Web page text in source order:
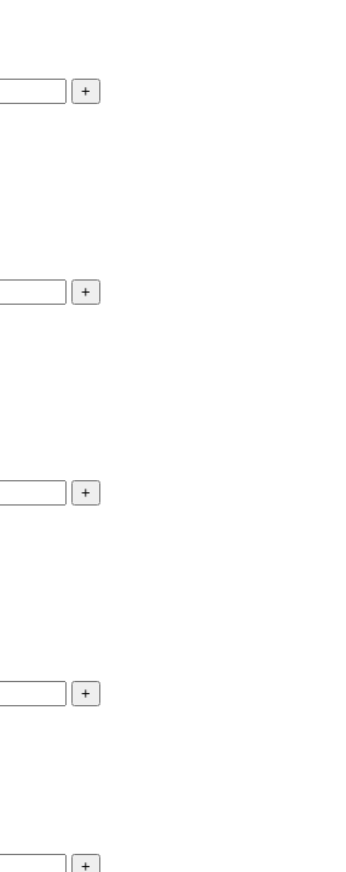
+
+
+
+
+